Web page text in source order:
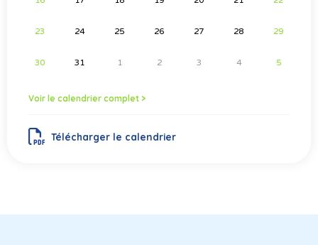
23 24 25 26 27 28 29
30 31 1 2 3 4 5
Voir le calendrier complet >
Télécharger le calendrier